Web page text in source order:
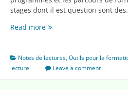
stages dont il est question sont
Read moreAccompagner
Notes de lectures,Outils pour la
lecture
Leave a comment